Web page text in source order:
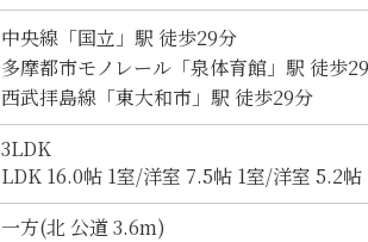
中央線「国立」駅 徒歩29分
多摩都市モノレール「泉体育館」駅 徒歩
西武拝島線「東大和市」駅 徒歩29分
3LDK
LDK 16.0帖 1室/洋室 7.5帖 1室/洋室 5.2帖
一方(北 公道 3.6m)